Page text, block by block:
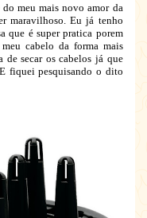
meu mais novo amor da
maravilhoso. Eu já tenho
que é super pratica porem
cabelo da forma mais
de secar os cabelos já que
fiquei pesquisando o dito